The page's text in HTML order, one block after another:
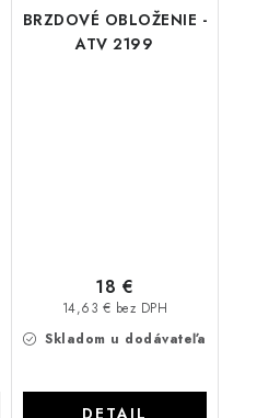
BRZDOVÉ OBLOŽENIE -
ATV 2199
Skladom u dodávateľa
14,63 € bez DPH
18 €
DETAIL